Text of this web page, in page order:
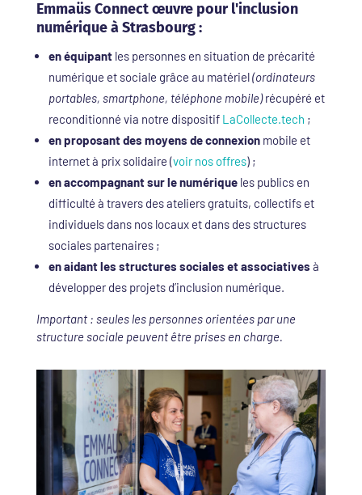
Emmaüs Connect œuvre pour l'inclusion
numérique à Strasbourg :
en équipant les personnes en situation de précarité
numérique et sociale grâce au matériel(ordinateurs
portables, smartphone, téléphone mobile)récupéré et
reconditionné via notre dispositif LaCollecte.tech ;
en proposant des moyens de connexionmobile et
internet à prix solidaire (voir nos offres) ;
en accompagnant sur le numériqueles publics en
difficulté à travers des ateliers gratuits, collectifs et
individuels dans nos locaux et dans des structures
sociales partenaires ;
en aidant les structures sociales et associatives à
développer des projets d’inclusion numérique.
Important : seules les personnes orientées par une
structure sociale peuvent être prises en charge.